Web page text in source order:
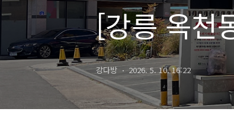
[강릉 옥천
강다방 2026. 5. 10. 16:22